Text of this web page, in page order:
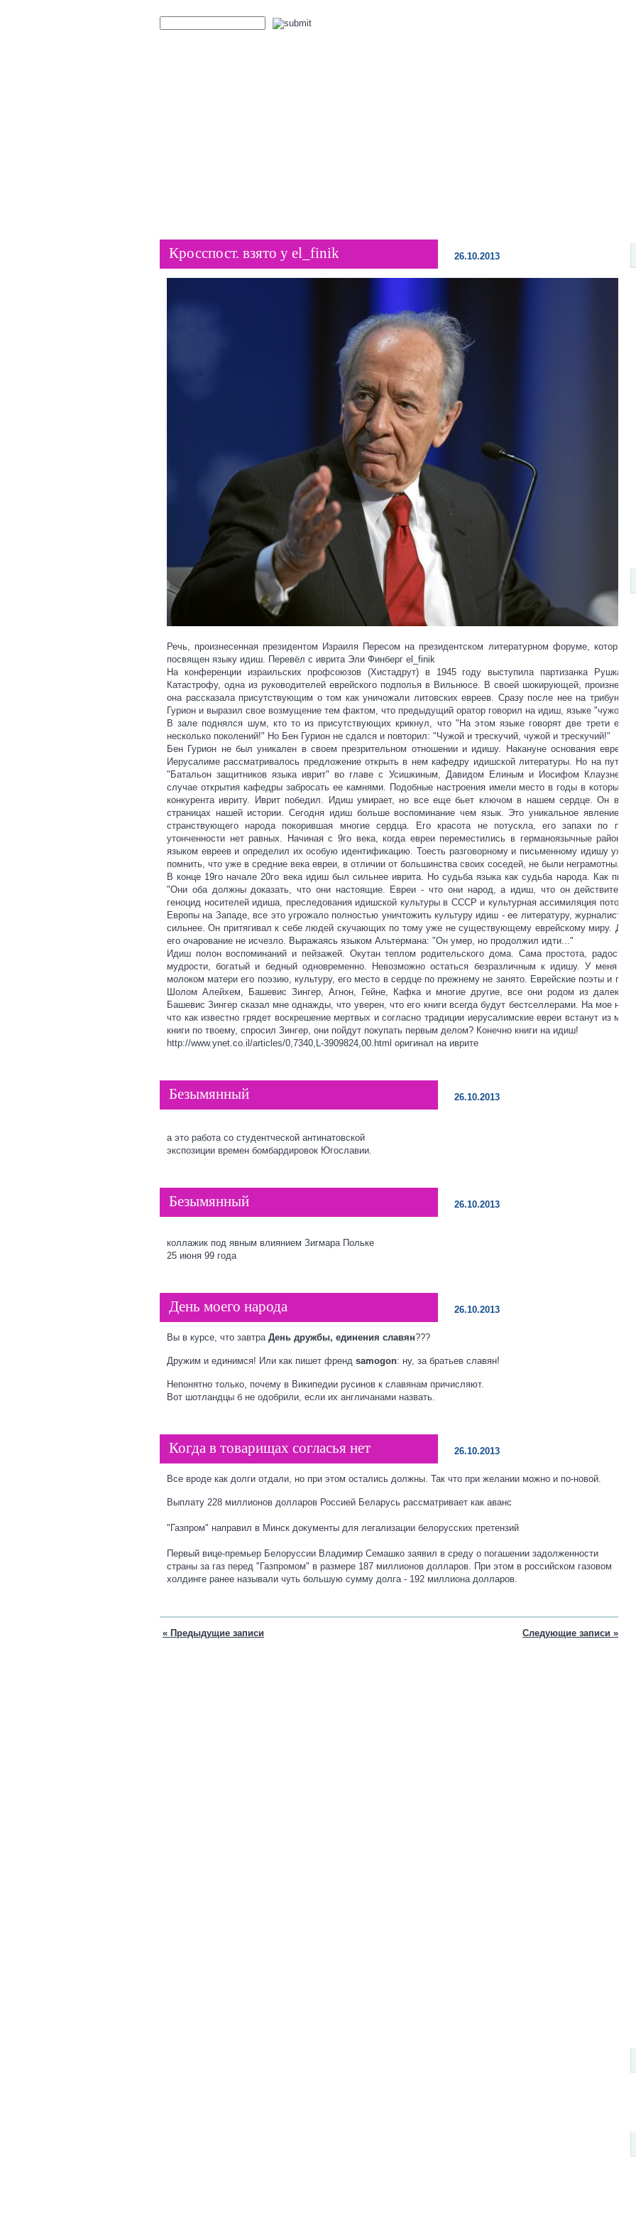
Кросспост. взято у el_finik 26.10.2013
Речь, произнесенная президентом Израиля Пересом на президентском литературном форуме, который
посвящен языку идиш. Перевёл с иврита Эли Финберг el_finik
На конференции израильских профсоюзов (Хистадрут) в 1945 году выступила партизанка Рушка
Катастрофу, одна из руководителей еврейского подполья в Вильнюсе. В своей шокирующей,
она рассказала присутствующим о том как уничожали литовских евреев. Сразу после нее на трибуну
Гурион и выразил свое возмущение тем фактом, что предыдущий оратор говорил на идиш, языке "чужом и
В зале поднялся шум, кто то из присутствующих крикнул, что "На этом языке говорят две трети
несколько поколений!" Но Бен Гурион не сдался и повторил: "Чужой и трескучий, чужой и трескучий!"
Бен Гурион не был уникален в своем презрительном отношении и идишу. Накануне основания
Иерусалиме рассматривалось предложение открыть в нем кафедру идишской литературы. Но на пути
"Батальон защитников языка иврит" во главе с Усишкиным, Давидом Елиным и Иосифом Клаузнером,
случае открытия кафедры забросать ее камнями. Подобные настроения имели место в годы в которые
конкурента ивриту. Иврит победил. Идиш умирает, но все еще бьет ключом в нашем сердце. Он все
страницах нашей истории. Сегодня идиш больше воспоминание чем язык. Это уникальное явление в
странствующего народа покорившая многие сердца. Его красота не потускла, его запахи по
утонченности нет равных. Начиная с 9го века, когда евреи переместились в германоязычные районы
языком евреев и определил их особую идентификацию. Тоесть разговорному и письменному идишу уже
помнить, что уже в средние века евреи, в отличии от большинства своих соседей, не были неграмотны.
В конце 19го начале 20го века идиш был сильнее иврита. Но судьба языка как судьба народа. Как
"Они оба должны доказать, что они настоящие. Евреи - что они народ, а идиш, что он
геноцид носителей идиша, преследования идишской культуры в СССР и культурная ассимиляция
Европы на Западе, все это угрожало полностью уничтожить культуру идиш - ее литературу,
сильнее. Он притягивал к себе людей скучающих по тому уже не существующему еврейскому миру.
его очарование не исчезло. Выражаясь языком Альтермана: "Он умер, но продолжил идти..."
Идиш полон воспоминаний и пейзажей. Окутан теплом родительского дома. Сама простота, радость
мудрости, богатый и бедный одновременно. Невозможно остаться безразличным к идишу. У меня
молоком матери его поэзию, культуру, его место в сердце по прежнему не занято. Еврейские поэты и
Шолом Алейхем, Башевис Зингер, Агнон, Гейне, Кафка и многие другие, все они родом из далекой
Башевис Зингер сказал мне однажды, что уверен, что его книги всегда будут бестселлерами. На мое
что как известно грядет воскрешение мертвых и согласно традиции иерусалимские евреи встанут из
книги по твоему, спросил Зингер, они пойдут покупать первым делом? Конечно книги на идиш!
http://www.ynet.co.il/articles/0,7340,L-3909824,00.html оригинал на иврите
Безымянный 26.10.2013
а это работа со студентческой антинатовской
экспозиции времен бомбардировок Югославии.
Безымянный 26.10.2013
коллажик под явным влиянием Зигмара Польке
25 июня 99 года
День моего народа 26.10.2013
Вы в курсе, что завтра День дружбы, единения славян???
Дружим и единимся! Или как пишет френд samogon: ну, за братьев славян!
Непонятно только, почему в Википедии русинов к славянам причисляют.
Вот шотландцы б не одобрили, если их англичанами назвать.
Когда в товарищах согласья нет 26.10.2013
Все вроде как долги отдали, но при этом остались должны. Так что при желании можно и по-новой.
Выплату 228 миллионов долларов Россией Беларусь рассматривает как аванс
"Газпром" направил в Минск документы для легализации белорусских претензий
Первый вице-премьер Белоруссии Владимир Семашко заявил в среду о погашении задолженности
страны за газ перед "Газпромом" в размере 187 миллионов долларов. При этом в российском газовом
холдинге ранее называли чуть большую сумму долга - 192 миллиона долларов.
« Предыдущие записи Следующие записи »